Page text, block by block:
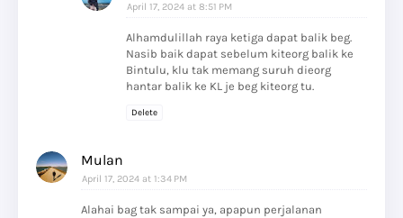
April 17, 2024 at 8:51 PM
Alhamdulillah raya ketiga dapat balik beg.
Nasib baik dapat sebelum kiteorg balik ke
Bintulu, klu tak memang suruh dieorg
hantar balik ke KL je beg kiteorg tu.
Delete
Mulan
April 17, 2024 at 1:34 PM
Alahai bag tak sampai ya, apapun perjalanan